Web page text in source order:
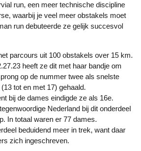
run, een meer technische discipline
waarbij je veel meer obstakels moet
run debuteerde ze gelijk succesvol
parcours uit 100 obstakels over 15 km.
heeft ze dit met haar bandje om
op de nummer twee als snelste
tot en met 17) gehaald.
bij de dames eindigde ze als 16e.
Nederland bij dit onderdeel
In totaal waren er 77 dames.
beduidend meer in trek, want daar
zich ingeschreven.